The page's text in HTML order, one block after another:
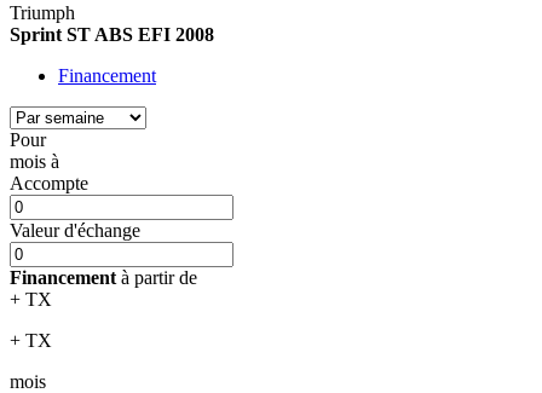
Triumph
Sprint ST ABS EFI 2008
Financement
Pour
mois à
Accompte
Valeur d'échange
Financement à partir de
+ TX
+ TX
mois